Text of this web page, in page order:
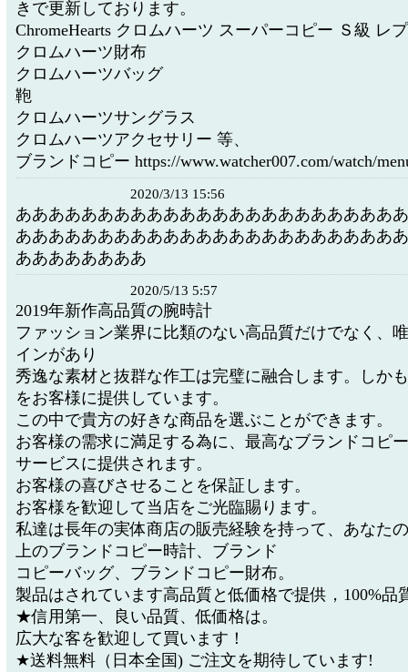
きで更新しております。
ChromeHearts クロムハーツ スーパーコピー Ｓ級 レ
クロムハーツ財布
クロムハーツバッグ
鞄
クロムハーツサングラス
クロムハーツアクセサリー 等、
ブランドコピー https://www.watcher007.com/watch/
2020/3/13 15:56
あああああああああああああああああああああああ
あああああああああああああああああああああああ
ああああああああ
2020/5/13 5:57
2019年新作高品質の腕時計
ファッション業界に比類のない高品質だけでなく、
インがあり
秀逸な素材と抜群な作工は完璧に融合します。しか
をお客様に提供しています。
この中で貴方の好きな商品を選ぶことができます。
お客様の需求に満足する為に、最高なブランドコピ
サービスに提供されます。
お客様の喜びさせることを保証します。
お客様を歓迎して当店をご光臨賜ります。
私達は長年の実体商店の販売経験を持って、あなた
上のブランドコピー時計、ブランド
コピーバッグ、ブランドコピー財布。
製品はされています高品質と低価格で提供，100%品
★信用第一、良い品質、低価格は。
広大な客を歓迎して買います！
★送料無料（日本全国) ご注文を期待しています!